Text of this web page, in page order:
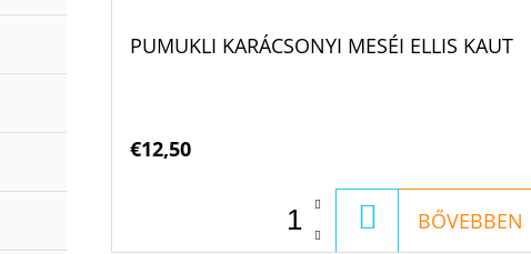
PUMUKLI KARÁCSONYI MESÉI ELLIS KAUT
€12,50
KOSÁRBA
BŐVEBBEN